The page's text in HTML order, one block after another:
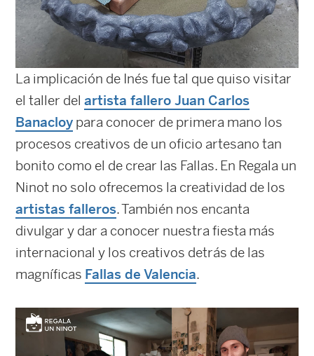
La implicación de Inés fue tal que quiso visitar
el taller del artista fallero Juan Carlos
Banacloy para conocer de primera mano los
procesos creativos de un oficio artesano tan
bonito como el de crear las Fallas. En Regala un
Ninot no solo ofrecemos la creatividad de los
artistas falleros. También nos encanta
divulgar y dar a conocer nuestra fiesta más
internacional y los creativos detrás de las
magníficas Fallas de Valencia.